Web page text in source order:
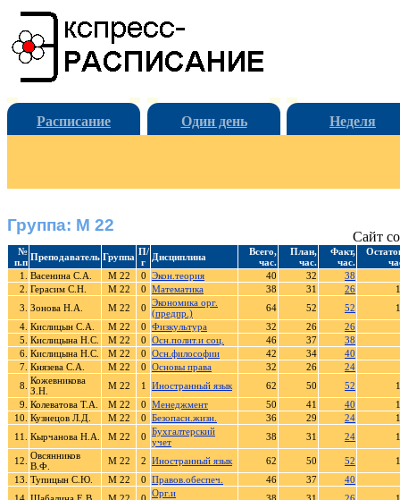
Расписание Один день Неделя
Группа: М 22
№
п.п Преподаватель Группа П/
г
Дисциплина
Всего,
час.
План,
час.
Факт,
час.
1.
Васенина С.А. М 22 0 Экон.теория 40 32
38
2. Герасим С.Н. М 22 0 Математика 38 31 26
3. Зонова Н.А. М 22 0 Экономика орг.
(предпр.)
64 52 52
4. Кислицын С.А. М 22 0 Физкультура 32 26
26
5. Кислицына Н.С. М 22 0 Осн.полит.и соц. 46 37
38
6. Кислицына Н.С. М 22 0 Осн.философии 42 34
40
7. Князева С.А. М 22 0 Основы права 32 26
24
8. Кожевникова
З.Н.
М 22 1 Иностранный язык 62 50 52
9. Колеватова Т.А. М 22 0 Менеджмент 50 41 40
10. Кузнецов Л.Д. М 22 0 Безопасн.жизн. 36 29 24
11.
Кырчанова Н.А. М 22 0 Бухгалтерский
учет
38 31 24
12. Овсянников
В.Ф.
М 22 2 Иностранный язык 62 50 52
13. Тупицын С.Ю. М 22 0 Правов.обеспеч. 46 37
40
Орг.и
Сайт